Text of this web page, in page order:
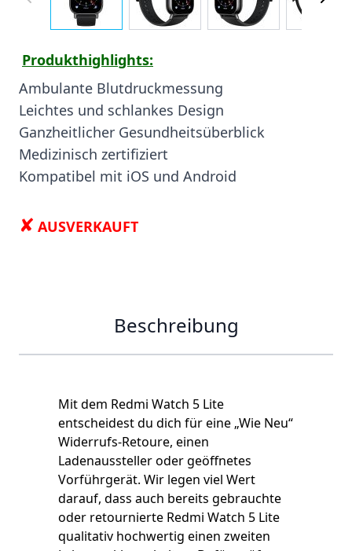
Produkthighlights:
Ambulante Blutdruckmessung
Leichtes und schlankes Design
Ganzheitlicher Gesundheitsüberblick
Medizinisch zertifiziert
Kompatibel mit iOS und Android
✘ AUSVERKAUFT
Beschreibung
Mit dem Redmi Watch 5 Lite
entscheidest du dich für eine „Wie Neu“
Widerrufs-Retoure, einen
Ladenaussteller oder geöffnetes
Vorführgerät. Wir legen viel Wert
darauf, dass auch bereits gebrauchte
oder retournierte Redmi Watch 5 Lite
qualitativ hochwertig einen zweiten